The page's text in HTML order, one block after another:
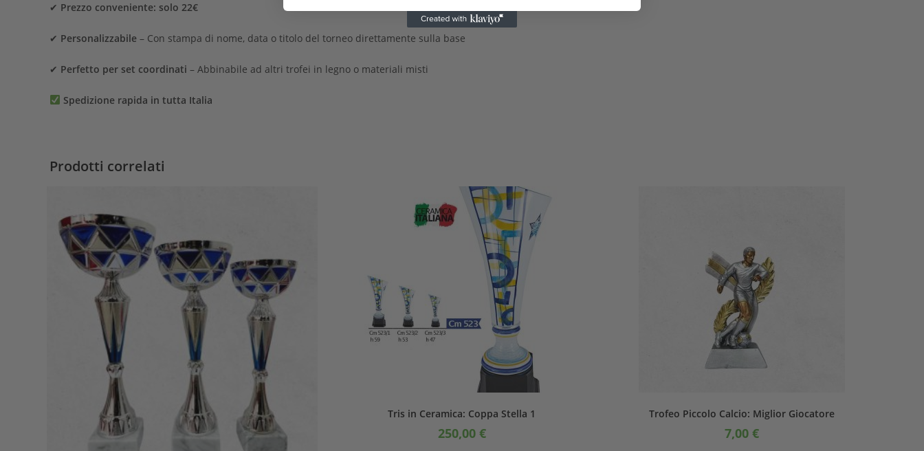
✔ Prezzo conveniente: solo 22€
✔ Personalizzabile – Con stampa di nome, data o titolo del torneo direttamente sulla base
✔ Perfetto per set coordinati – Abbinabile ad altri trofei in legno o materiali misti
Spedizione rapida in tutta Italia
Prodotti correlati
Tris in Ceramica: Coppa Stella 1
250,00 €
Trofeo Piccolo Calcio: Miglior Giocatore
7,00 €